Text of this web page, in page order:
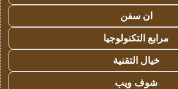
ان سفن
مرابع التكنولوجيا
خيال التقنية
شوف ويب